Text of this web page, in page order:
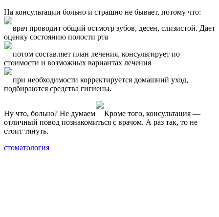
На консультации больно и страшно не бывает, потому что:
врач проводит общий остмотр зубов, десен, слизистой. Дает
оценку состоянию полости рта
потом составляет план лечения, консультирует по
стоимости и возможных вариантах лечения
при необходимости корректируется домашний уход,
подбираются средства гигиены.
Ну что, больно? Не думаем
Кроме того, консультация —
отличный повод познакомиться с врачом. А раз так, то не
стоит тянуть.
стоматология